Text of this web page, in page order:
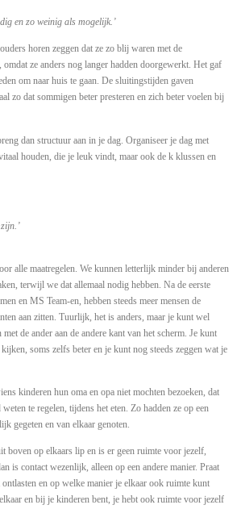
en zo weinig als mogelijk.’
horen zeggen dat ze zo blij waren met de
ze anders nog langer hadden doorgewerkt. Het gaf
om naar huis te gaan. De sluitingstijden gaven
zo dat sommigen beter presteren en zich beter voelen bij
dan structuur aan in je dag. Organiseer je dag met
houden, die je leuk vindt, maar ook de k klussen en
alle maatregelen. We kunnen letterlijk minder bij anderen
terwijl we dat allemaal nodig hebben. Na de eerste
en MS Team-en, hebben steeds meer mensen de
aan zitten. Tuurlijk, het is anders, maar je kunt wel
de ander aan de andere kant van het scherm. Je kunt
soms zelfs beter en je kunt nog steeds zeggen wat je
kinderen hun oma en opa niet mochten bezoeken, dat
te regelen, tijdens het eten. Zo hadden ze op een
gegeten en van elkaar genoten.
boven op elkaars lip en is er geen ruimte voor jezelf,
is contact wezenlijk, alleen op een andere manier. Praat
en op welke manier je elkaar ook ruimte kunt
en bij je kinderen bent, je hebt ook ruimte voor jezelf